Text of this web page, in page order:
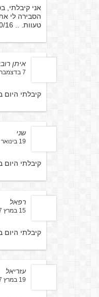
אני קיבלתי,
הסבירה לי
טעוות. .. 16/10/16
איתן
7 בדצמבר 2016 at 19:49
קיבלתי היום
שני
19 בינואר 2017 at 20:29
קיבלתי היום
רפאל
15 במרץ 2017 at 19:38
קיבלתי היום
עזריאל
19 במרץ 2017 at 13:41